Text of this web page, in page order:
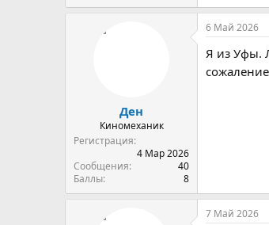
Ден
Киномеханик
Регистрация
4 Мар 2026
Сообщения
40
Баллы
8
6 Май 2026
Я из Уфы.
7 Май 2026